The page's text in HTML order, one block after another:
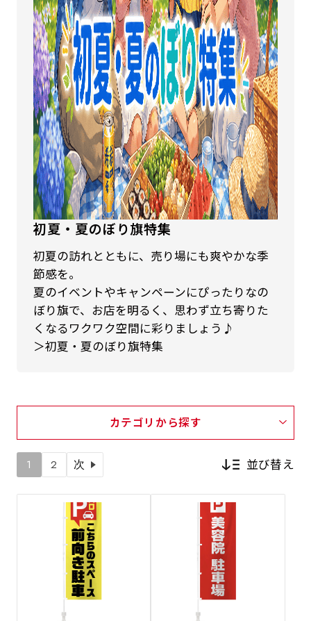
初夏・夏のぼり旗特集
初夏の訪れとともに、売り場にも爽やかな季
節感を。
夏のイベントやキャンペーンにぴったりなの
ぼり旗で、お店を明るく、思わず立ち寄りた
くなるワクワク空間に彩りましょう♪
＞初夏・夏のぼり旗特集
カテゴリから探す
1 2 次 並び替え
新着順
価格が安い順
価格が高い順